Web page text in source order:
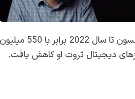
Binance و همچنین Vitalik Buterin همکار سابقش است. دارایی خالص چارلز هاسکینسون تا سال 2022 برابر با 550 میلیون